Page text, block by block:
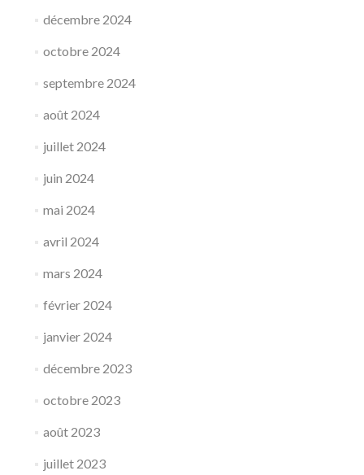
décembre 2024
octobre 2024
septembre 2024
août 2024
juillet 2024
juin 2024
mai 2024
avril 2024
mars 2024
février 2024
janvier 2024
décembre 2023
octobre 2023
août 2023
juillet 2023